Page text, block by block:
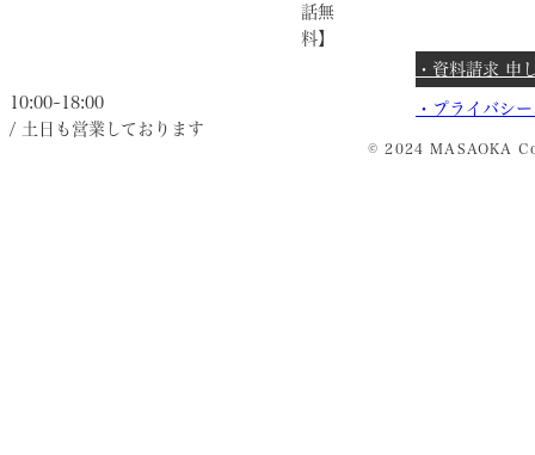
話無
料】
10:00~18:00
/ 土日も営業しております
・資料請求 申
・ プライバシ
© 2024 MASAOKA